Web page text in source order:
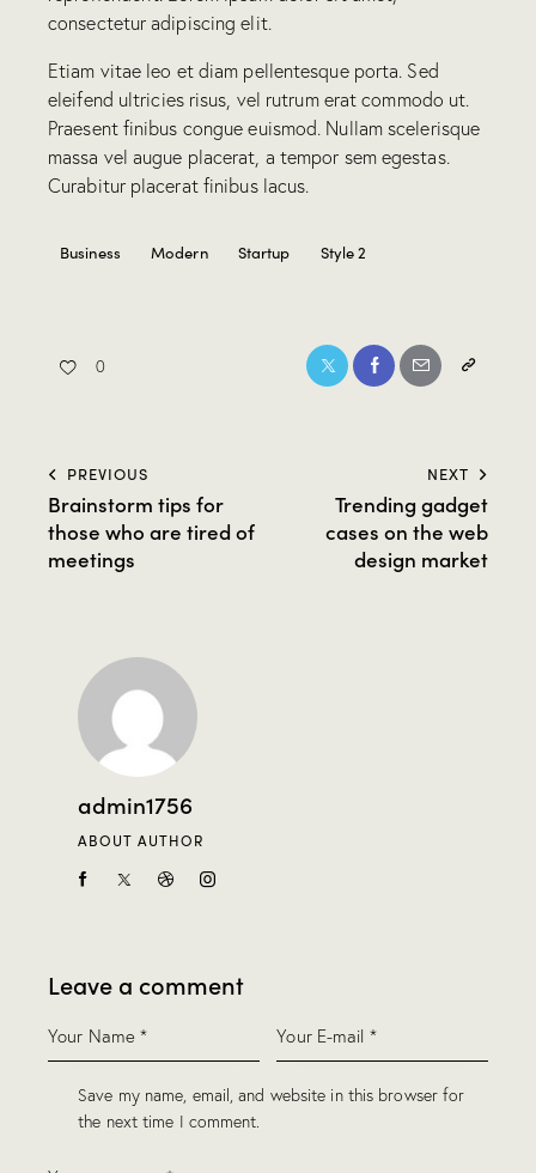
consectetur adipiscing elit.
Etiam vitae leo et diam pellentesque porta. Sed
eleifend ultricies risus, vel rutrum erat commodo ut.
Praesent finibus congue euismod. Nullam scelerisque
massa vel augue placerat, a tempor sem egestas.
Curabitur placerat finibus lacus.
Business Modern Startup Style 2
0
PREVIOUS
Brainstorm tips for
those who are tired of
meetings
NEXT
Trending gadget
cases on the web
design market
admin1756
ABOUT AUTHOR
Leave a comment
Save my name, email, and website in this browser for
the next time I comment.